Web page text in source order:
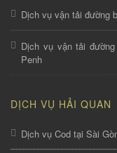
Dịch vụ vận tải đường
Dịch vụ vận tải
Penh
DỊCH VỤ HẢI QUAN
Dịch vụ Cod tại Sài